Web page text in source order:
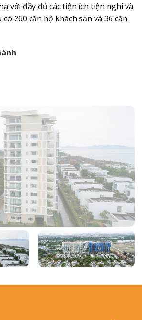
với đầy đủ các tiện ích tiện nghi và
260 căn hộ khách sạn và 36 căn